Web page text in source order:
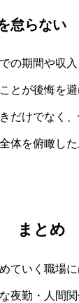
怠らない
の期間や収
とが後悔を
だけでなく
体を俯瞰し
まとめ
ていく職場
夜勤・人間